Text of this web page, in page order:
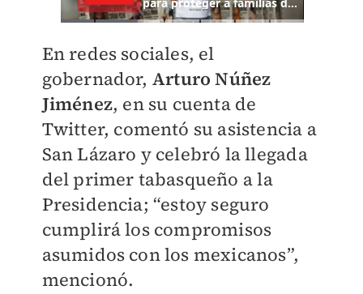
En redes sociales, el
gobernador, Arturo Núñez
Jiménez, en su cuenta de
Twitter, comentó su asistencia a
San Lázaro y celebró la llegada
del primer tabasqueño a la
Presidencia; “estoy seguro
cumplirá los compromisos
asumidos con los mexicanos”,
mencionó.